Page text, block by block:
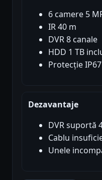
6 camere 5
IR 40 m
DVR 8 canale
HDD 1 TB
Protecție IP67
Dezavantaje
DVR suportă
Cablu
Unele